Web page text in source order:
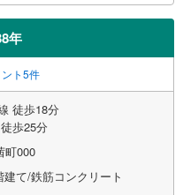
年
ント5件
徒歩18分
歩25分
町000
て/鉄筋コンクリート